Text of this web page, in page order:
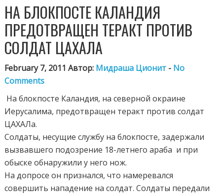
НА БЛОКПОСТЕ КАЛАНДИЯ
ПРЕДОТВРАЩЕН ТЕРАКТ ПРОТИВ
СОЛДАТ ЦАХАЛА
February 7, 2011 Автор: Мидраша Ционит - No
Comments
На блокпосте Каландия, на северной окраине
Иерусалима, предотвращен теракт против солдат
ЦАХАЛа.
Солдаты, несущие службу на блокпосте, задержали
вызвавшего подозрение 18-летнего араба и при
обыске обнаружили у него нож.
На допросе он признался, что намеревался
совершить нападение на солдат. Солдаты передали